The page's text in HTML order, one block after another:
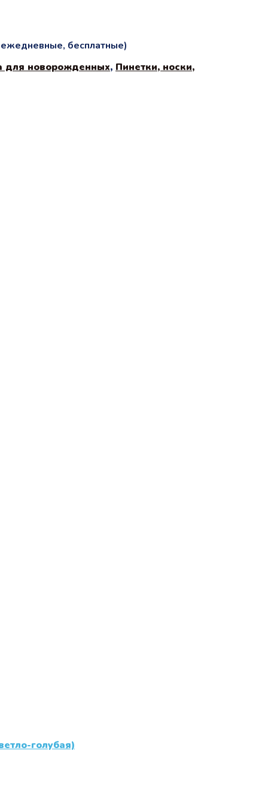
бесплатные)
новорожденных, Пинетки, носки,
голубая)